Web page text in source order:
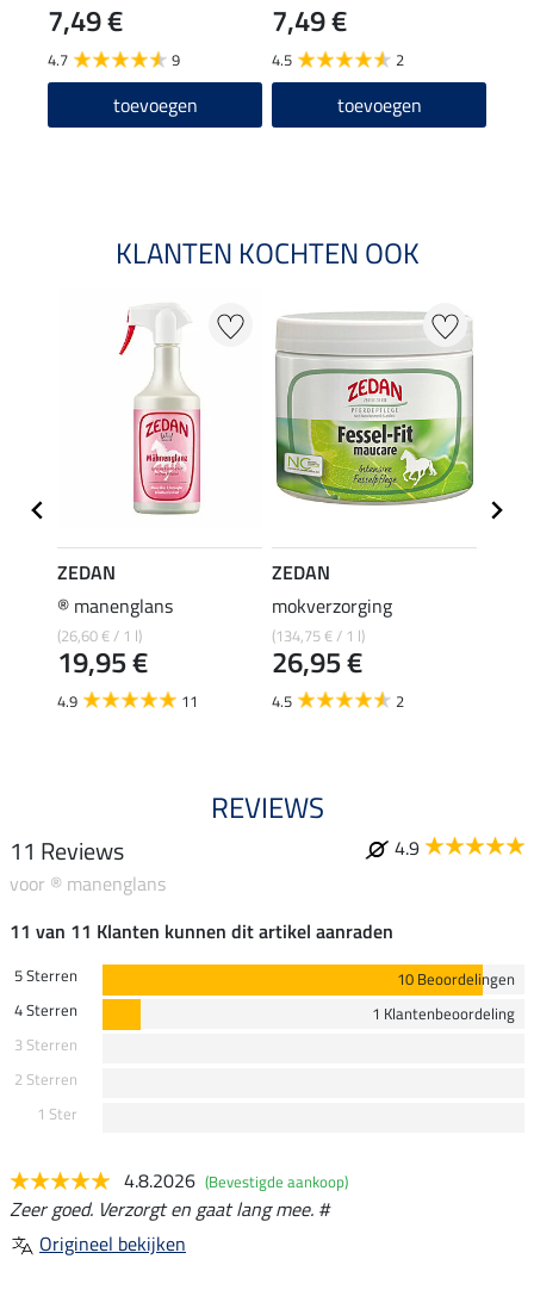
7,49 €
4.7 9
toevoegen
7,49 €
4.5 2
toevoegen
KLANTEN KOCHTEN OOK
ZEDAN
® manenglans
(26,60 € / 1 l)
19,95 €
4.9 11
ZEDAN
mokverzorging
(134,75 € / 1 l)
26,95 €
4.5 2
REVIEWS
11 Reviews
4.9
voor ® manenglans
11 van 11 Klanten kunnen dit artikel aanraden
5 Sterren
10 Beoordelingen
4 Sterren
1 Klantenbeoordeling
3 Sterren
2 Sterren
1 Ster
4.8.2026 (Bevestigde aankoop)
Zeer goed. Verzorgt en gaat lang mee. #
Origineel bekijken